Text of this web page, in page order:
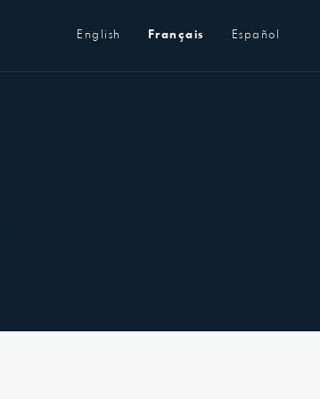
English Français Español